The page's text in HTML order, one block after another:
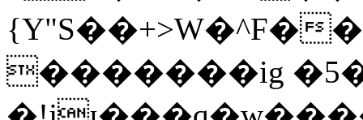
{Y"S��+>W�^F�
�������ig